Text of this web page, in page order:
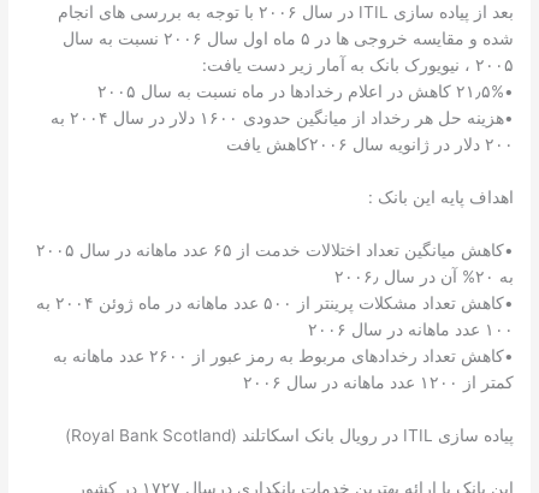
بعد از پیاده سازی ITIL در سال ۲۰۰۶ با توجه به بررسی های انجام
شده و مقایسه خروجی ها در ۵ ماه اول سال ۲۰۰۶ نسبت به سال
۲۰۰۵ ، نیویورک بانک به آمار زیر دست یافت:
•۲۱٫۵% کاهش در اعلام رخدادها در ماه نسبت به سال ۲۰۰۵
•هزینه حل هر رخداد از میانگین حدودی ۱۶۰۰ دلار در سال ۲۰۰۴ به
۲۰۰ دلار در ژانویه سال ۲۰۰۶کاهش یافت
اهداف پایه این بانک :
•کاهش میانگین تعداد اختلالات خدمت از ۶۵ عدد ماهانه در سال ۲۰۰۵
به ۲۰% آن در سال ۲۰۰۶٫
•کاهش تعداد مشکلات پرینتر از ۵۰۰ عدد ماهانه در ماه ژوئن ۲۰۰۴ به
۱۰۰ عدد ماهانه در سال ۲۰۰۶
•کاهش تعداد رخدادهای مربوط به رمز عبور از ۲۶۰۰ عدد ماهانه به
کمتر از ۱۲۰۰ عدد ماهانه در سال ۲۰۰۶
پیاده سازی ITIL در رویال بانک اسکاتلند (Royal Bank Scotland)
این بانک با ارائه بهترین خدمات بانکداری درسال ۱۷۲۷ در کشور